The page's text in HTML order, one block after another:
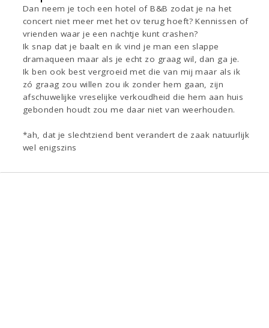
Dan neem je toch een hotel of B&B zodat je na het
concert niet meer met het ov terug hoeft? Kennissen of
vrienden waar je een nachtje kunt crashen?
Ik snap dat je baalt en ik vind je man een slappe
dramaqueen maar als je echt zo graag wil, dan ga je.
Ik ben ook best vergroeid met die van mij maar als ik
zó graag zou willen zou ik zonder hem gaan, zijn
afschuwelijke vreselijke verkoudheid die hem aan huis
gebonden houdt zou me daar niet van weerhouden.
*ah, dat je slechtziend bent verandert de zaak natuurlijk
wel enigszins